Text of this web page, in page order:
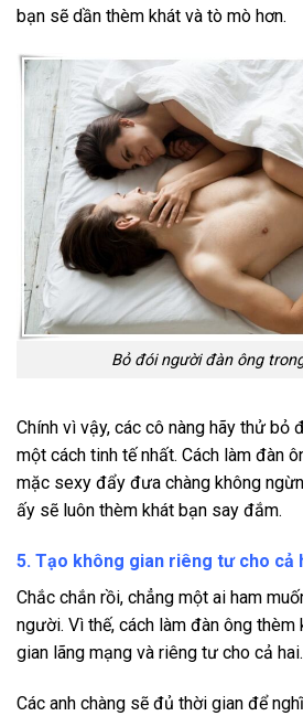
bạn sẽ dần thèm khát và tò mò hơn.
Bỏ đói người đàn ông
Chính vì vậy, các cô nàng hãy thử bỏ
một cách tinh tế nhất. Cách làm đàn
mặc sexy đẩy đưa chàng không
ấy sẽ luôn thèm khát bạn say đắm.
5. Tạo không gian riêng tư cho cả
Chắc chắn rồi, chẳng một ai ham
người. Vì thế, cách làm đàn ông
gian lãng mạng và riêng tư cho cả hai.
Các anh chàng sẽ đủ thời gian để